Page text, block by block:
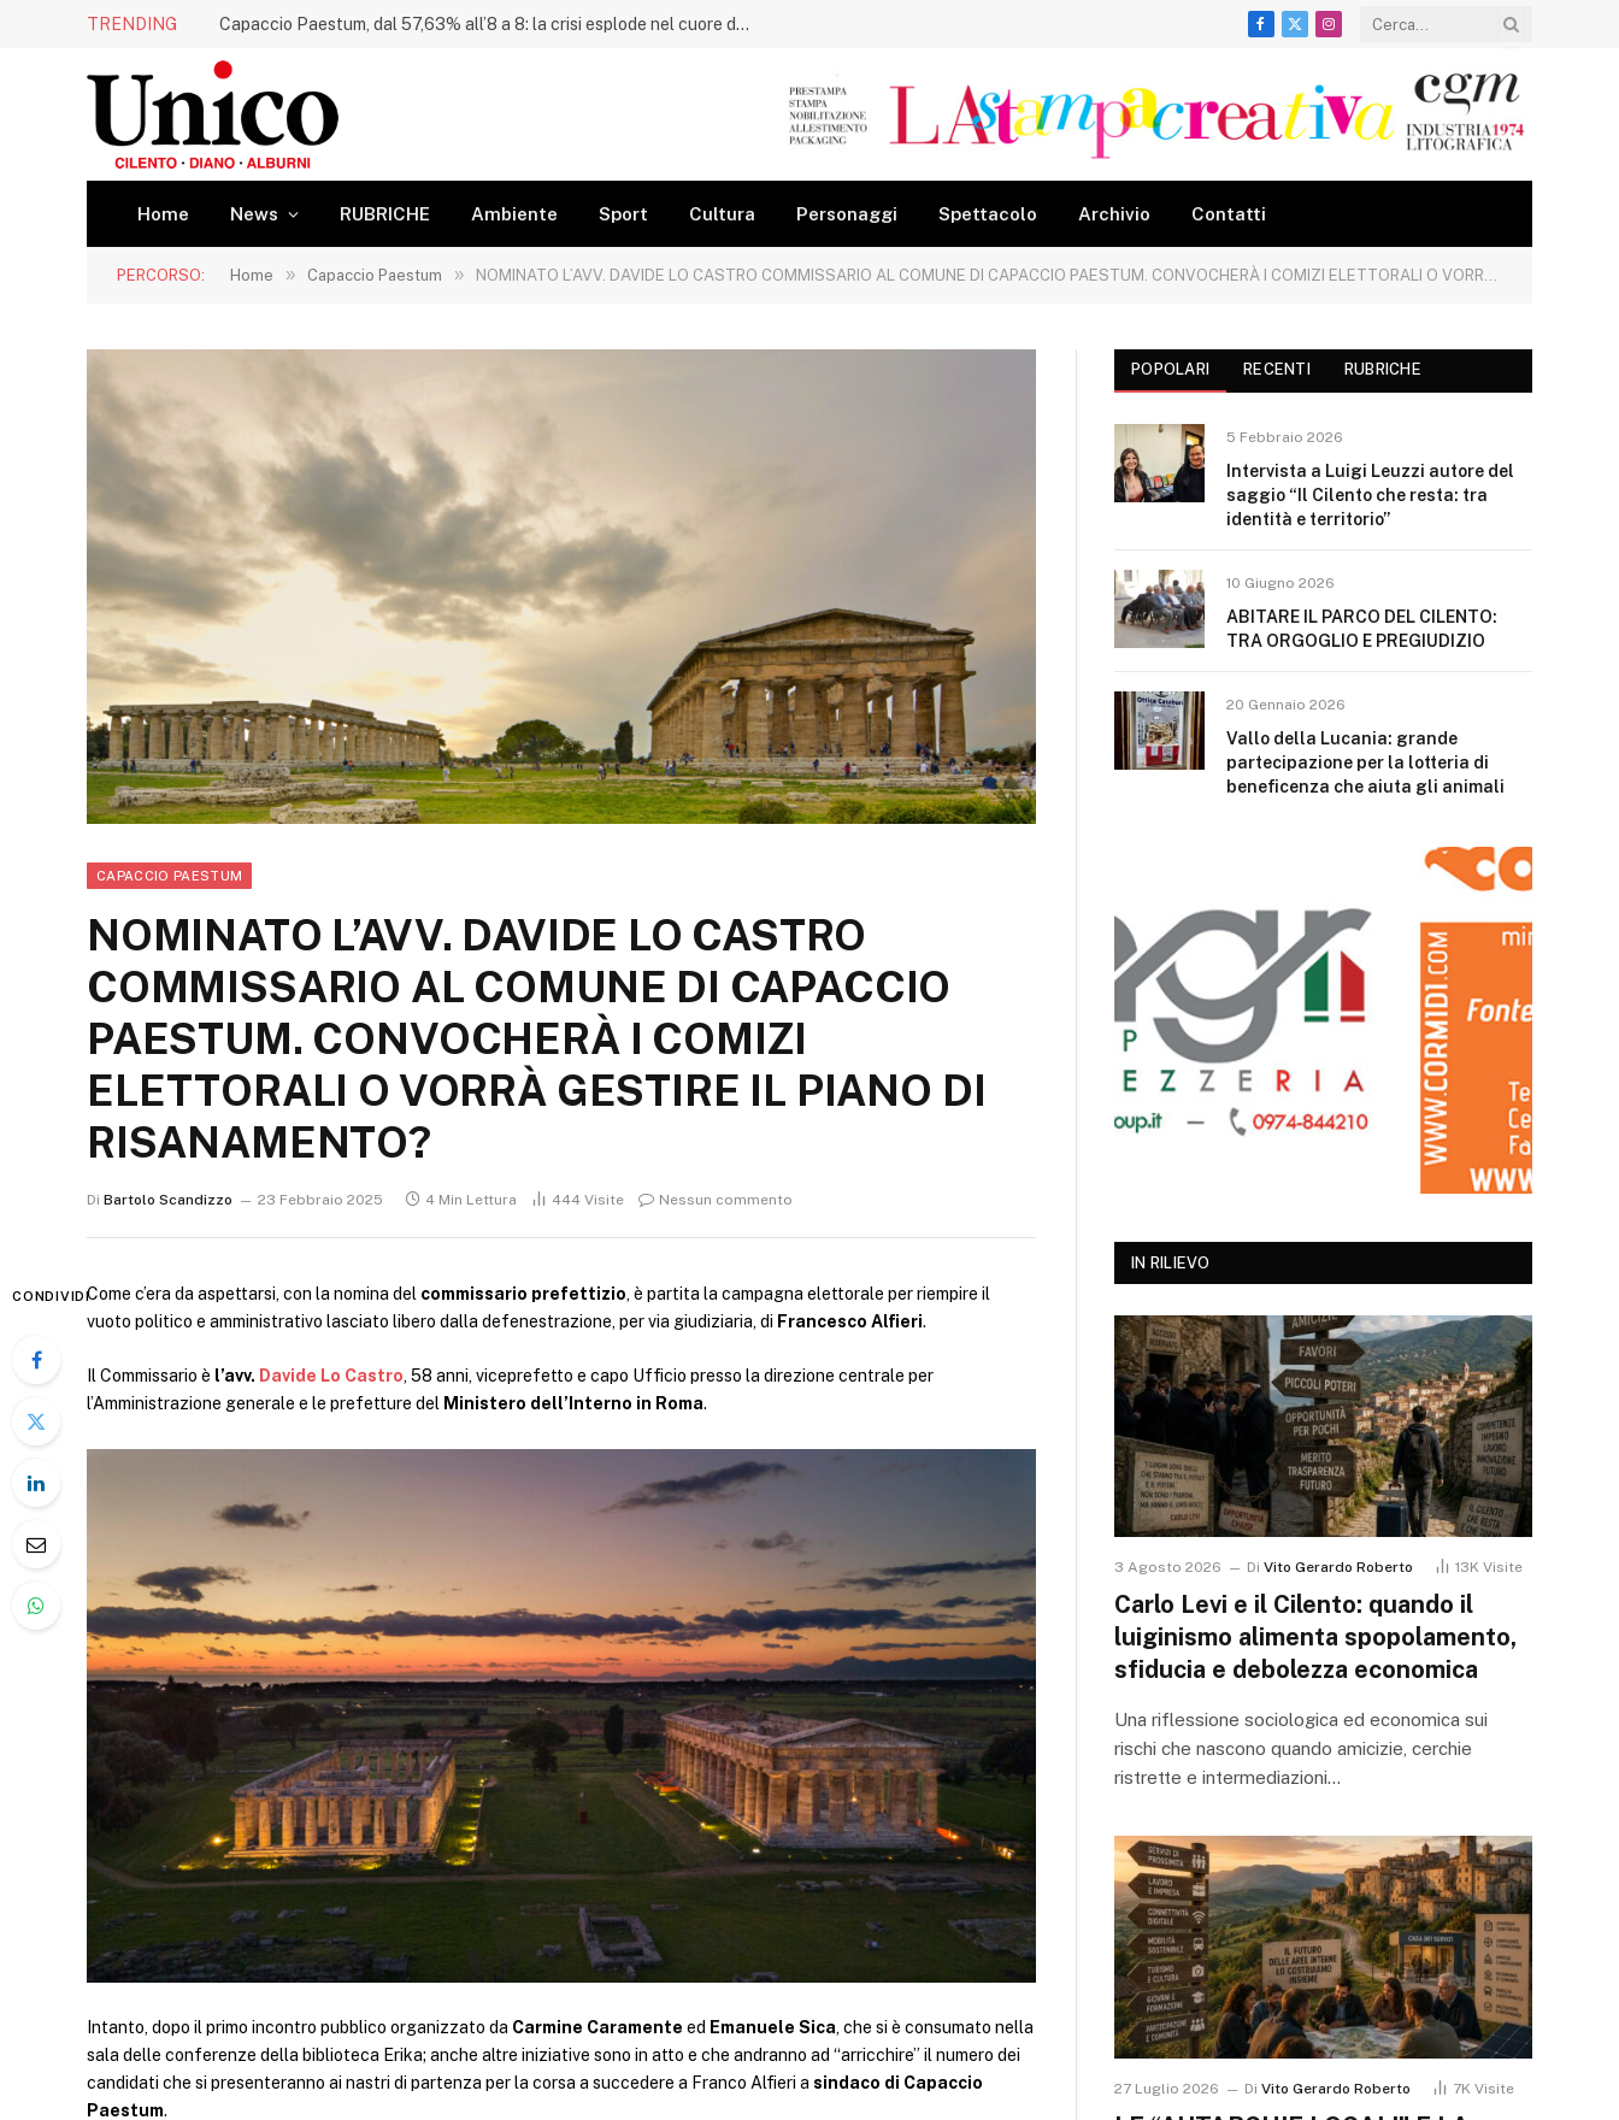
TRENDING Capaccio Paestum, dal 57,63% all’8 a 8: la crisi esplode nel cuore dell’estate
Facebook
X
Instagram
Home News RUBRICHE Ambiente Sport Cultura Personaggi Spettacolo Archivio Contatti
PERCORSO: Home » Capaccio Paestum » NOMINATO L’AVV. DAVIDE LO CASTRO COMMISSARIO AL COMUNE DI CAPACCIO PAESTUM. CONVOCHERÀ I COMIZI ELETTORALI O VORRÀ GESTIRE IL PIANO DI RISANAMENTO?
CAPACCIO PAESTUM
NOMINATO L’AVV. DAVIDE LO CASTRO
COMMISSARIO AL COMUNE DI CAPACCIO
PAESTUM. CONVOCHERÀ I COMIZI
ELETTORALI O VORRÀ GESTIRE IL PIANO DI
RISANAMENTO?
Di Bartolo Scandizzo 23 Febbraio 2025 4 Min Lettura 444 Visite Nessun commento
CONDIVIDICome c’era da aspettarsi, con la nomina del commissario prefettizio, è partita la campagna elettorale per riempire il
vuoto politico e amministrativo lasciato libero dalla defenestrazione, per via giudiziaria, di Francesco Alfieri.
Il Commissario è l’avv. Davide Lo Castro, 58 anni, viceprefetto e capo Ufficio presso la direzione centrale per
l’Amministrazione generale e le prefetture del Ministero dell’Interno in Roma.
Intanto, dopo il primo incontro pubblico organizzato da Carmine Caramente ed Emanuele Sica, che si è consumato nella
sala delle conferenze della biblioteca Erika; anche altre iniziative sono in atto e che andranno ad “arricchire” il numero dei
candidati che si presenteranno ai nastri di partenza per la corsa a succedere a Franco Alfieri a sindaco di Capaccio
Paestum.
POPOLARI RECENTI RUBRICHE
5 Febbraio 2026
Intervista a Luigi Leuzzi autore del
saggio “Il Cilento che resta: tra
identità e territorio”
10 Giugno 2026
ABITARE IL PARCO DEL CILENTO:
TRA ORGOGLIO E PREGIUDIZIO
20 Gennaio 2026
Vallo della Lucania: grande
partecipazione per la lotteria di
beneficenza che aiuta gli animali
IN RILIEVO
3 Agosto 2026 Di Vito Gerardo Roberto 13K Visite
Carlo Levi e il Cilento: quando il
luiginismo alimenta spopolamento,
sfiducia e debolezza economica
Una riflessione sociologica ed economica sui
rischi che nascono quando amicizie, cerchie
ristrette e intermediazioni…
27 Luglio 2026 Di Vito Gerardo Roberto 7K Visite